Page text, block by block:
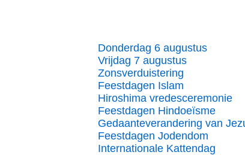
Donderdag 6 augustus
Vrijdag 7 augustus
Zonsverduistering
Feestdagen Islam
Hiroshima vredesceremonie
Feestdagen Hindoeïsme
Gedaanteverandering van
Feestdagen Jodendom
Internationale Kattendag